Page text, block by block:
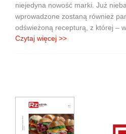
niejedyna nowość marki. Już
wprowadzone zostaną również
odświeżoną recepturą, z której –
Czytaj więcej >>